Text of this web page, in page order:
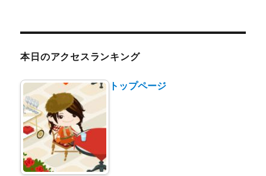
子
気
本日のアクセスランキング
トップページ